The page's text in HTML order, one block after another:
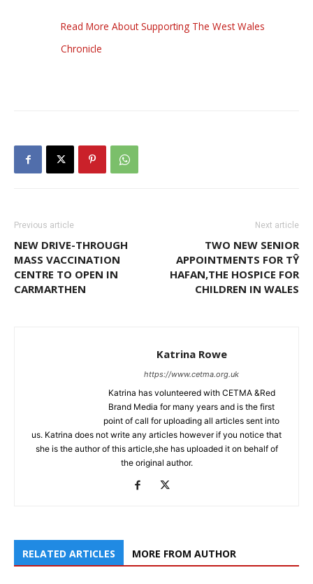
Read More About Supporting The West Wales
Chronicle
Previous article
NEW DRIVE-THROUGH
MASS VACCINATION
CENTRE TO OPEN IN
CARMARTHEN
Next article
TWO NEW SENIOR
APPOINTMENTS FOR TŶ
HAFAN,THE HOSPICE FOR
CHILDREN IN WALES
Katrina Rowe
https://www.cetma.org.uk
Katrina has volunteered with CETMA &Red
Brand Media for many years and is the first
point of call for uploading all articles sent into
us. Katrina does not write any articles however if you notice that
she is the author of this article,she has uploaded it on behalf of
the original author.
RELATED ARTICLES MORE FROM AUTHOR